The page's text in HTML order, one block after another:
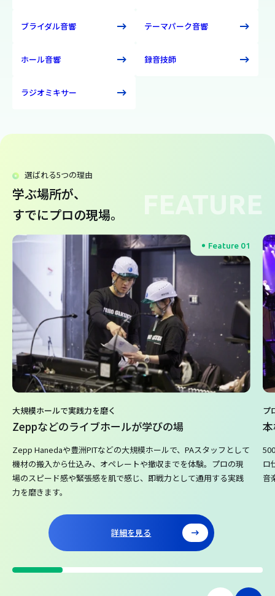
ブライダル音響 テーマパーク音響
ホール音響 録音技師
ラジオミキサー
選ばれる5つの理由
学ぶ場所が、
すでにプロの現場。
FEATURE
Feature 01
大規模ホールで実践力を磨く
Zeppなどのライブホールが学びの場
Zepp Hanedaや豊洲PITなどの大規模ホールで、PAスタッフとして
機材の搬入から仕込み、オペレートや撤収までを体験。プロの現
場のスピード感や緊張感を肌で感じ、即戦力として通用する実践
力を磨きます。
詳細を見る
プ
ロ
音